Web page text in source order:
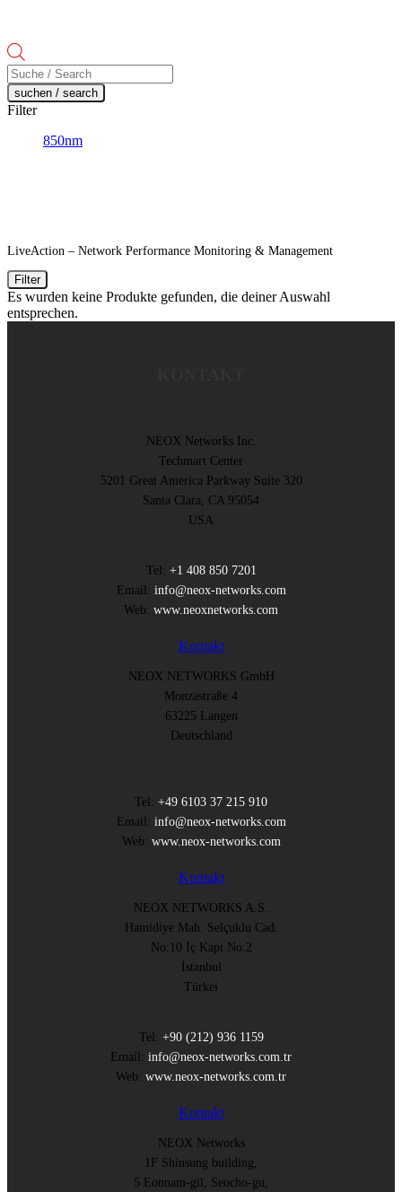
Products
search
suchen / search
Filter
850nm
LiveAction – Network Performance Monitoring & Management
Filter
Es wurden keine Produkte gefunden, die deiner Auswahl
entsprechen.
NEOX Networks Inc.
Techmart Center
5201 Great America Parkway Suite 320
Santa Clara, CA 95054
USA
Tel: +1 408 850 7201
Email: info@neox-networks.com
Web: www.neoxnetworks.com
Kontakt
NEOX NETWORKS GmbH
Monzastraße 4
63225 Langen
Deutschland
Tel: +49 6103 37 215 910
Email: info@neox-networks.com
Web: www.neox-networks.com
Kontakt
NEOX NETWORKS A.S.
Hamidiye Mah. Selçuklu Cad.
No:10 İç Kapı No:2
İstanbul
Türkei
Tel: +90 (212) 936 1159
Email: info@neox-networks.com.tr
Web: www.neox-networks.com.tr
Kontakt
NEOX Networks
1F Shinsung building,
5 Eonnam-gil, Seocho-gu,